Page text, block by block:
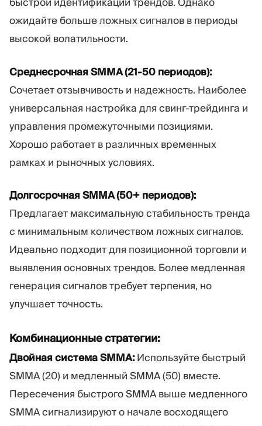
ожидайте больше ложных сигналов в периоды
высокой волатильности.
Среднесрочная SMMA (21-50 периодов):
Сочетает отзывчивость и надежность. Наиболее
универсальная настройка для свинг-трейдинга и
управления промежуточными позициями.
Хорошо работает в различных временных
рамках и рыночных условиях.
Долгосрочная SMMA (50+ периодов):
Предлагает максимальную стабильность тренда
с минимальным количеством ложных сигналов.
Идеально подходит для позиционной торговли и
выявления основных трендов. Более медленная
генерация сигналов требует терпения, но
улучшает точность.
Комбинационные стратегии:
Двойная система SMMA:Используйте быстрый
SMMA (20) и медленный SMMA (50) вместе.
Пересечения быстрого SMMA выше медленного
SMMA сигнализируют о начале восходящего